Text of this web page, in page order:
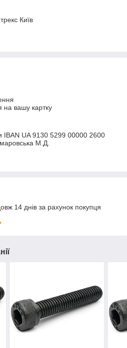
Київ
на вашу картку
IBAN UA 9130 5299 00000 2600
М.Д.
14 днів за рахунок покупця